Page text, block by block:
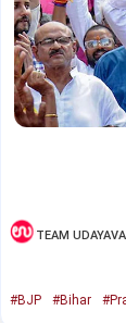
TEAM
#BJP #Bihar